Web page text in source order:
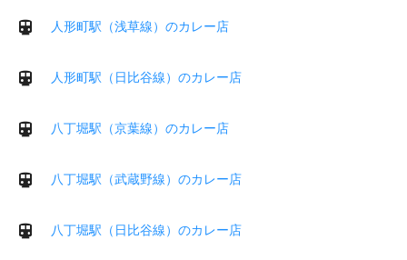
人形町駅（浅草線）のカレー店
人形町駅（日比谷線）のカレー店
八丁堀駅（京葉線）のカレー店
八丁堀駅（武蔵野線）のカレー店
八丁堀駅（日比谷線）のカレー店